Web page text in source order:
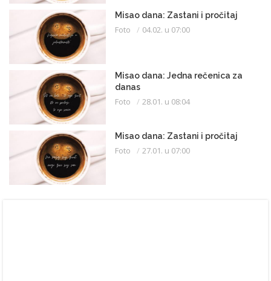
Misao dana: Zastani i pročitaj
Foto 04.02. u 07:00
Misao dana: Jedna rečenica za
danas
Foto 28.01. u 08:04
Misao dana: Zastani i pročitaj
Foto 27.01. u 07:00